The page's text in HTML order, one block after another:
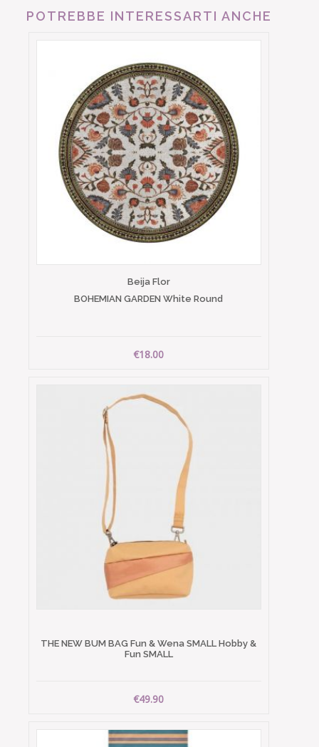
POTREBBE INTERESSARTI ANCHE
Beija Flor
BOHEMIAN GARDEN White Round
€18.00
THE NEW BUM BAG Fun & Wena SMALL Hobby &
Fun SMALL
€49.90